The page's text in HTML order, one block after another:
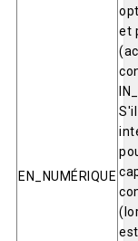
EN_NUMÉRIQUE
et